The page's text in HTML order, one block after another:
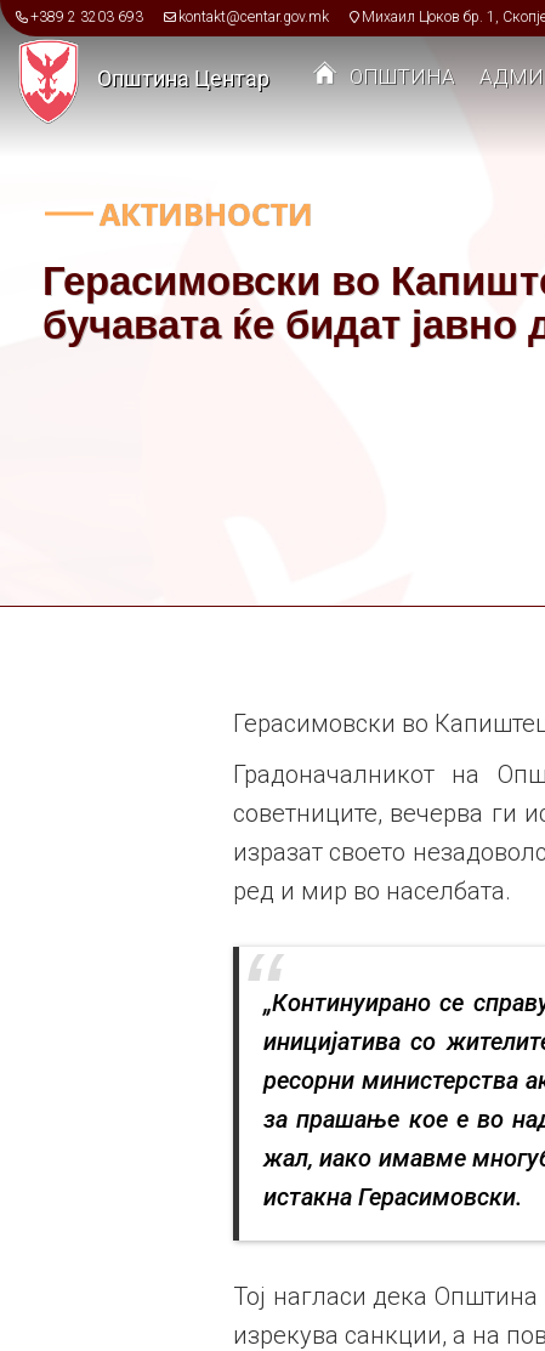
Skip to main content
+389 2 3203 693 kontakt@centar.gov.mk Михаил Цоков бр. 1,
Општина Центар ОПШТИНА
Герасимовски во
бучавата ќе бидат јавно
АКТИВНОСТИ
Герасимовски во
Градоначалникот на
советниците, вечерва ги
изразат своето
ред и мир во населбата.
„Континуирано се
иницијатива со
ресорни министерства
за прашање кое е во
жал, иако имавме
истакна Герасимовски.
Тој нагласи дека
изрекува санкции, а на